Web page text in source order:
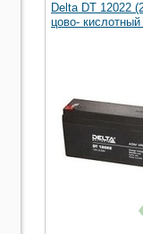
Delta DT 12022
цово-